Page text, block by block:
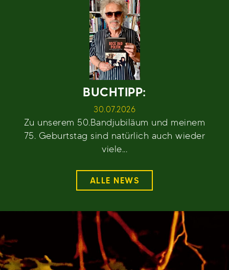
BUCHTIPP:
30.07.2026
Zu unserem 50.Bandjubiläum und meinem
75. Geburtstag sind natürlich auch wieder
viele...
ALLE NEWS